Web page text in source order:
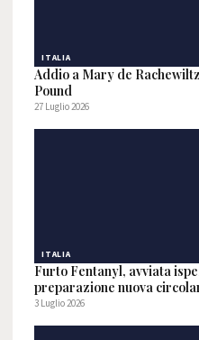
ITALIA
Addio a Mary de
Pound
27 Luglio 2026
ITALIA
Furto Fentanyl, avviata
preparazione nuova
3 Luglio 2026